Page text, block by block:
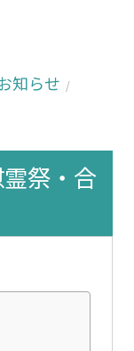
知らせ
祭・合